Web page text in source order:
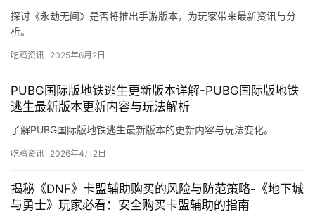
探讨《永劫无间》是否将推出手游版本，为玩家带来最新资讯与分
析。
吃鸡资讯 2025年6月2日
PUBG国际版地铁逃生更新版本详解-PUBG国际版地铁
逃生最新版本更新内容与玩法解析
了解PUBG国际版地铁逃生最新版本的更新内容与玩法变化。
吃鸡资讯 2026年4月2日
揭秘《DNF》卡盟辅助购买的风险与防范策略-《地下城
与勇士》玩家必看：安全购买卡盟辅助的指南